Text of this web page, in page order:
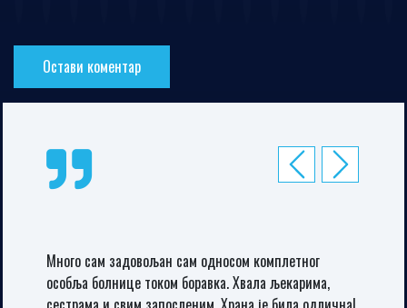
Остави коментар
Као нов! Захваљујем се апотекаркама апотеке Росић у
Новом Насељу Угљевик на указаној ми помоћи. Велико
Превиоус Неxт